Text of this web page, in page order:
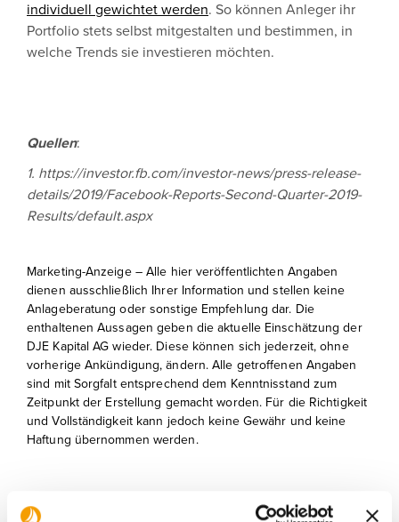
individuell gewichtet werden. So können Anleger ihr
Portfolio stets selbst mitgestalten und bestimmen, in
welche Trends sie investieren möchten.
Quellen:
1. https://investor.fb.com/investor-news/press-release-
details/2019/Facebook-Reports-Second-Quarter-2019-
Results/default.aspx
Marketing-Anzeige – Alle hier veröffentlichten Angaben
dienen ausschließlich Ihrer Information und stellen keine
Anlageberatung oder sonstige Empfehlung dar. Die
enthaltenen Aussagen geben die aktuelle Einschätzung der
DJE Kapital AG wieder. Diese können sich jederzeit, ohne
vorherige Ankündigung, ändern. Alle getroffenen Angaben
sind mit Sorgfalt entsprechend dem Kenntnisstand zum
Zeitpunkt der Erstellung gemacht worden. Für die Richtigkeit
und Vollständigkeit kann jedoch keine Gewähr und keine
Haftung übernommen werden.